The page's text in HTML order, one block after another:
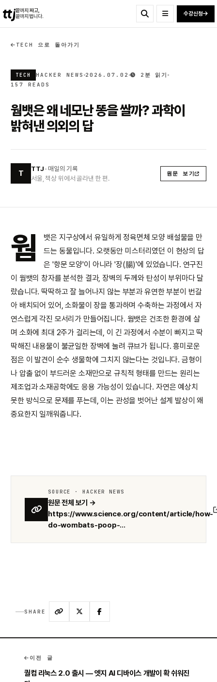
ttj끝까지 짜고,
끝까지 법니다.
수강신청
TECH 으로 돌아가기
TECH HACKER NEWS 2026.07.02
2분 읽기
157 READS
웜뱃은 왜 네모난 똥을 쌀까? 과학이
밝혀낸 의외의 답
T
TTJ · 매일의 기록
서울, 책상 위에서 골라낸 한 편.
원문 보기
웜
뱃은 지구상에서 유일하게 정육면체 모양 배설물을 만
드는 동물입니다. 오랫동안 미스터리였던 이 현상의 답
은 '항문 모양'이 아니라 '장(腸)'에 있었습니다. 연구진
이 웜뱃의 창자를 분석한 결과, 장벽의 두께와 탄성이 부위마다 달
랐습니다. 딱딱하고 잘 늘어나지 않는 부분과 유연한 부분이 번갈
아 배치되어 있어, 소화물이 장을 통과하며 수축하는 과정에서 자
연스럽게 각진 모서리가 만들어집니다. 웜뱃은 건조한 환경에 살
며 소화에 최대 2주가 걸리는데, 이 긴 과정에서 수분이 빠지고 딱
딱해진 내용물이 불균일한 장벽에 눌려 큐브가 됩니다. 흥미로운
점은 이 발견이 순수 생물학에 그치지 않는다는 것입니다. 금형이
나 압출 없이 부드러운 소재만으로 규칙적 형태를 만드는 원리는
제조업과 소재공학에도 응용 가능성이 있습니다. 자연은 예상치
못한 방식으로 문제를 푸는데, 이는 관성을 벗어난 설계 발상이 왜
중요한지 일깨워줍니다.
SOURCE · HACKER NEWS
원문 전체 보기 →
https://www.science.org/content/article/how-
do-wombats-poop-...
SHARE
이전 글
퀄컴 리눅스 2.0 출시 — 엣지 AI 디바이스 개발이 확 쉬워진